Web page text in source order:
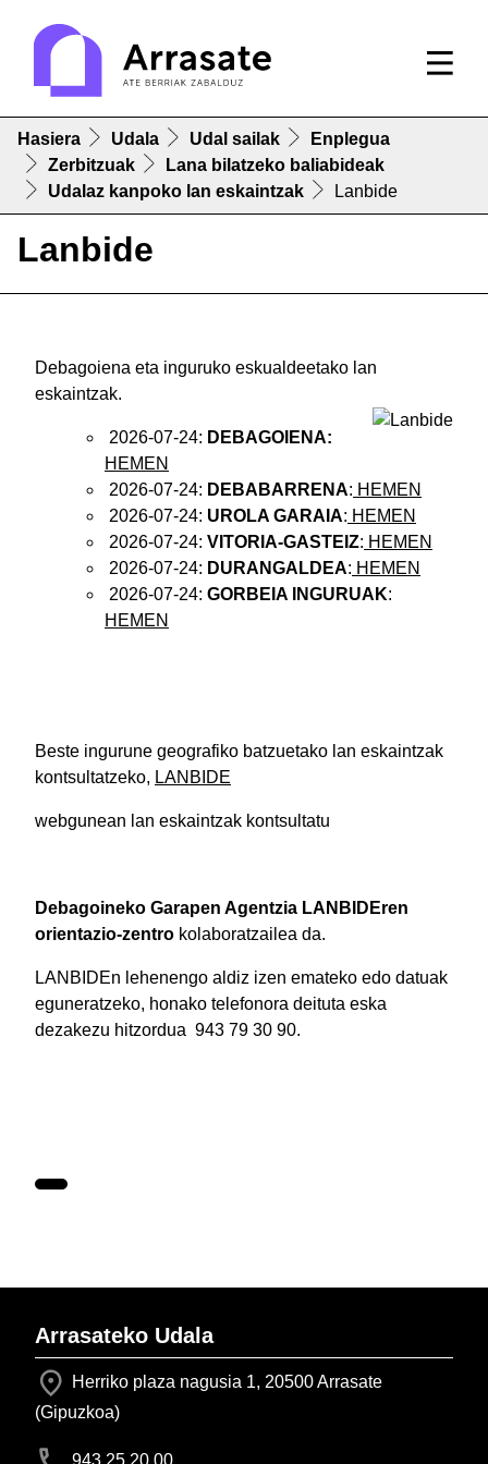
Hasiera Udala Udal sailak
Enplegua
Zerbitzuak
Lana bilatzeko baliabideak
Udalaz kanpoko lan eskaintzak
Lanbide
Lanbide
Debagoiena eta inguruko eskualdeetako lan
eskaintzak.
2026-07-24: DEBAGOIENA:
HEMEN
2026-07-24: DEBABARRENA: HEMEN
2026-07-24: UROLA GARAIA: HEMEN
2026-07-24: VITORIA-GASTEIZ: HEMEN
2026-07-24: DURANGALDEA: HEMEN
2026-07-24: GORBEIA INGURUAK:
HEMEN
Beste ingurune geografiko batzuetako lan eskaintzak
kontsultatzeko, LANBIDE
webgunean lan eskaintzak kontsultatu
Debagoineko Garapen Agentzia LANBIDEren
orientazio-zentro kolaboratzailea da.
LANBIDEn lehenengo aldiz izen emateko edo datuak
eguneratzeko, honako telefonora deituta eska
dezakezu hitzordua 943 79 30 90.
Arrasateko Udala
Herriko plaza nagusia 1, 20500 Arrasate
(Gipuzkoa)